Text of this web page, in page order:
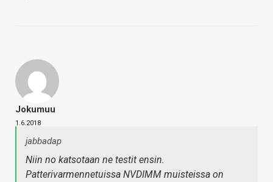
Jokumuu
1.6.2018
jabbadap
Niin no katsotaan ne testit ensin.
Patterivarmennetuissa NVDIMM muisteissa on